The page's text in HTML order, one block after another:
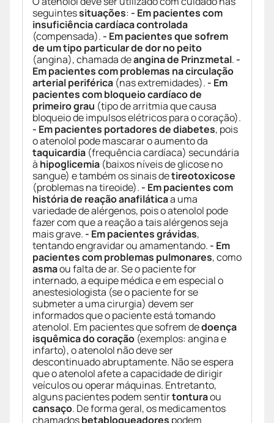
seguintessituações: - Em pacientes com
insuficiência cardíaca controlada
(compensada). - Em pacientes que sofrem
de um tipo particular de dor no peito
(angina), chamada deangina de Prinzmetal. -
Em pacientes com problemas na circulação
arterial periférica (nas extremidades). - Em
pacientes com bloqueio cardíaco de
primeiro grau (tipo de arritmia que causa
bloqueio de impulsos elétricos para o coração).
- Em pacientes portadores de diabetes, pois
o atenolol pode mascarar o aumento da
taquicardia (frequência cardíaca) secundária
à hipoglicemia (baixos níveis de glicose no
sangue) e também os sinais detireotoxicose
(problemas na tireoide). - Em pacientes com
história de reação anafiláticaa uma
variedade de alérgenos, pois o atenolol pode
fazer com que a reação a tais alérgenos seja
mais grave. - Em pacientes grávidas,
tentando engravidar ou amamentando. - Em
pacientes com problemas pulmonares, como
asmaou falta de ar. Se o paciente for
internado, a equipe médica e em especial o
anestesiologista (se o paciente for se
submeter a uma cirurgia) devem ser
informados que o paciente está tomando
atenolol. Em pacientes que sofrem dedoença
isquêmica do coração (exemplos: angina e
infarto), o atenolol não deve ser
descontinuado abruptamente. Não se espera
que o atenolol afete a capacidade de dirigir
veículos ou operar máquinas. Entretanto,
alguns pacientes podem sentirtonturaou
cansaço. De forma geral, os medicamentos
chamadosbetabloqueadores podem